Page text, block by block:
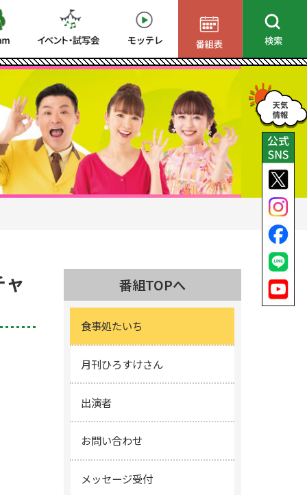
番組TOPへ
食事処たいち
月刊ひろすけさん
出演者
お問い合わせ
メッセージ受付